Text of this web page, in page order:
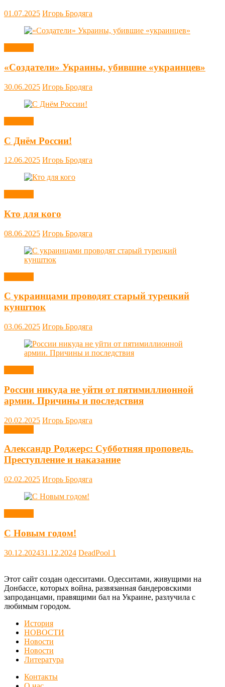
01.07.2025 Игорь Бродяга
«Создатели» Украины, убившие «украинцев»
30.06.2025 Игорь Бродяга
С Днём России!
12.06.2025 Игорь Бродяга
Кто для кого
08.06.2025 Игорь Бродяга
С украинцами проводят старый турецкий
кунштюк
03.06.2025 Игорь Бродяга
России никуда не уйти от пятимиллионной
армии. Причины и последствия
20.02.2025 Игорь Бродяга
Александр Роджерс: Субботняя проповедь.
Преступление и наказание
02.02.2025 Игорь Бродяга
С Новым годом!
30.12.202431.12.2024 DeadPool 1
Этот сайт создан одесситами. Одесситами, живущими на
Донбассе, которых война, развязанная бандеровскими
запроданцами, правящими бал на Украине, разлучила с
любимым городом.
История
НОВОСТИ
Новости
Новости
Литература
Контакты